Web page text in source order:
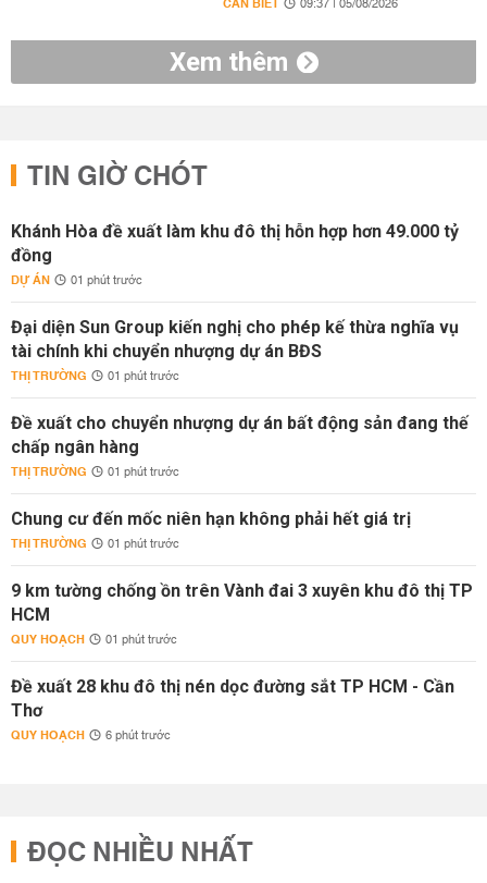
09:37 | 05/08/2026
Xem thêm
TIN GIỜ CHÓT
Khánh Hòa đề xuất làm khu đô thị hỗn hợp hơn 49.000 tỷ
đồng
DỰ ÁN 01 phút trước
Đại diện Sun Group kiến nghị cho phép kế thừa nghĩa vụ
tài chính khi chuyển nhượng dự án BĐS
THỊ TRƯỜNG 01 phút trước
Đề xuất cho chuyển nhượng dự án bất động sản đang thế
chấp ngân hàng
THỊ TRƯỜNG 01 phút trước
Chung cư đến mốc niên hạn không phải hết giá trị
THỊ TRƯỜNG 01 phút trước
9 km tường chống ồn trên Vành đai 3 xuyên khu đô thị TP
HCM
QUY HOẠCH 01 phút trước
Đề xuất 28 khu đô thị nén dọc đường sắt TP HCM - Cần
Thơ
QUY HOẠCH 6 phút trước
ĐỌC NHIỀU NHẤT